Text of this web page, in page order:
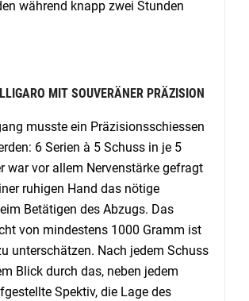
während knapp zwei Stunden
MIT SOUVERÄNER PRÄZISION
musste ein Präzisionsschiessen
6 Serien à 5 Schuss in je 5
war vor allem Nervenstärke gefragt
ruhigen Hand das nötige
Betätigen des Abzugs. Das
von mindestens 1000 Gramm ist
unterschätzen. Nach jedem Schuss
Blick durch das, neben jedem
Spektiv, die Lage des